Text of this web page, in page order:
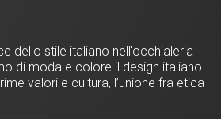
dello stile italiano nell’occhialeria
di moda e colore il design italiano
valori e cultura, l’unione fra etica